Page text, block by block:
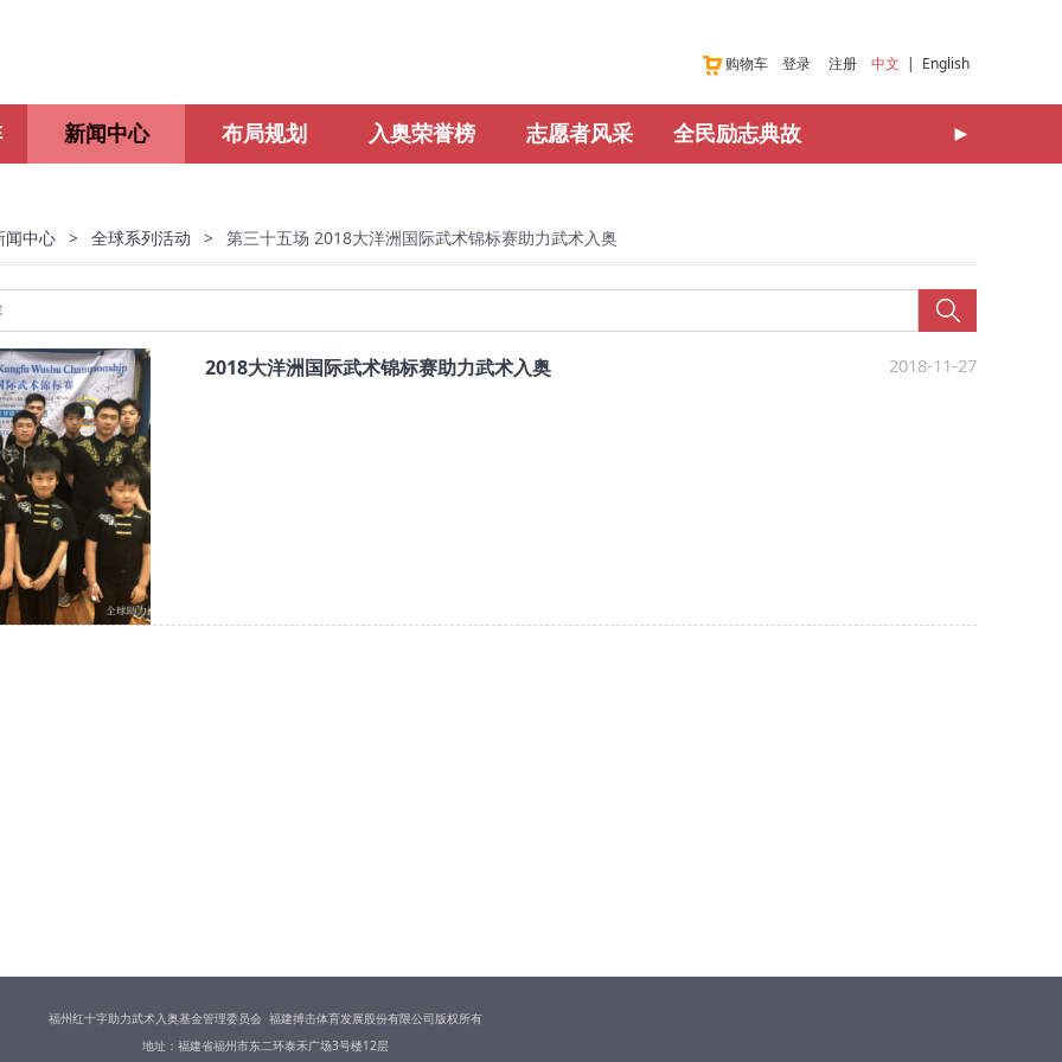
中文 | English
登录 注册
购物车
新闻中心 布局规划 入奥荣誉榜 志愿者风采 全民励志典故 ►
闻中心 > 全球系列活动 > 第三十五场 2018大洋洲国际武术锦标赛助力武术入奥
2018大洋洲国际武术锦标赛助力武术入奥 2018-11-27
福州红十字助力武术入奥基金管理委员会 福建搏击体育发展股份有限公司版权所有
地址：福建省福州市东二环泰禾广场3号楼12层